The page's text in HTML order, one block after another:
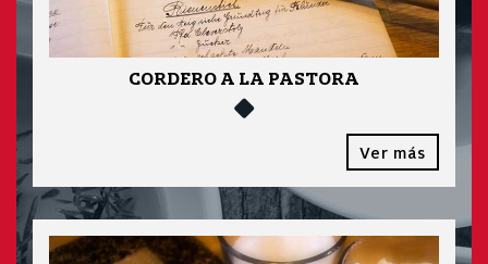
CORDERO A LA PASTORA
Ver más